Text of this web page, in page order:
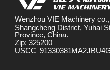
Wenzhou VIE Machinery
Shangcheng District, Yuhai
Province, China.
Zip: 325200
USCC: